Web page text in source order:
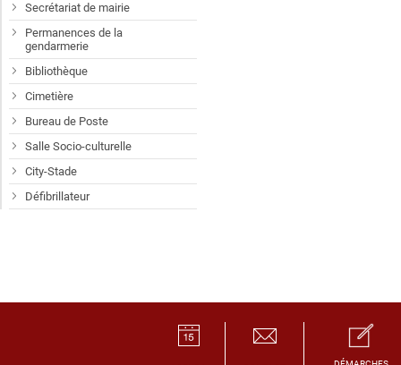
Secrétariat de mairie
Permanences de la
gendarmerie
Bibliothèque
Cimetière
Bureau de Poste
Salle Socio-culturelle
City-Stade
Défibrillateur